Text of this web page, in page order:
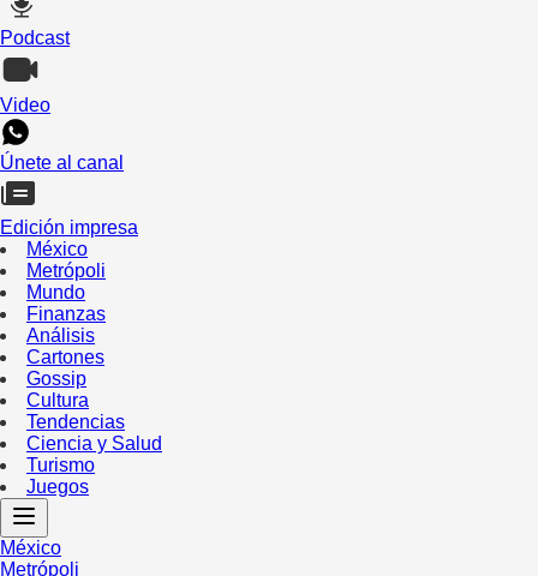
Podcast
Video
Únete al canal
Edición impresa
México
Metrópoli
Mundo
Finanzas
Análisis
Cartones
Gossip
Cultura
Tendencias
Ciencia y Salud
Turismo
Juegos
México
Metrópoli